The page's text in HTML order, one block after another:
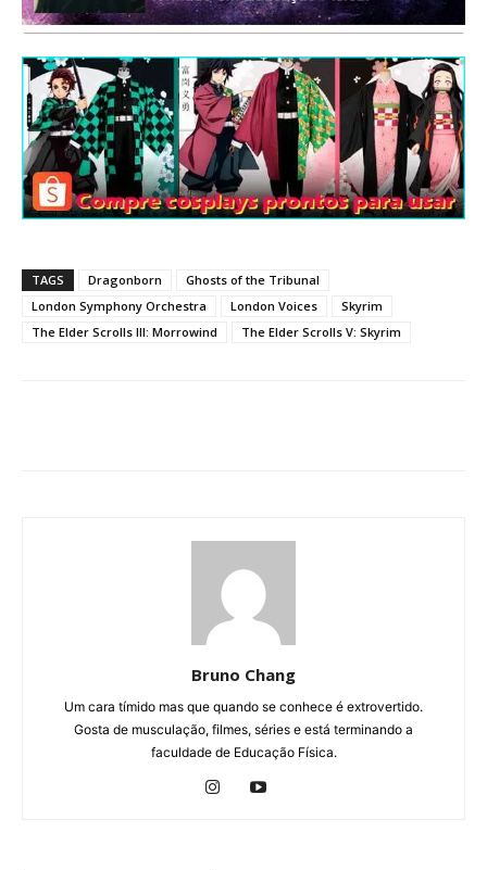
TAGS Dragonborn
Ghosts of the Tribunal
London Symphony Orchestra
London Voices
Skyrim
The Elder Scrolls III: Morrowind
The Elder Scrolls V: Skyrim
Bruno Chang
Um cara tímido mas que quando se conhece é extrovertido.
Gosta de musculação, filmes, séries e está terminando a
faculdade de Educação Física.